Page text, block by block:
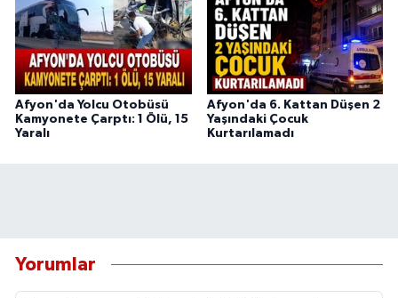
Afyon'da Yolcu Otobüsü
Kamyonete Çarptı: 1 Ölü, 15
Yaralı
Afyon'da 6. Kattan Düşen 2
Yaşındaki Çocuk
Kurtarılamadı
Yorumlar